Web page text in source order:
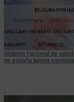
Sistema nacional de salud
de españa tarjeta sanitaria